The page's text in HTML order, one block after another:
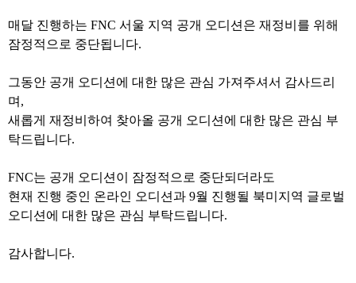
매달 진행하는 FNC 서울 지역 공개 오디션은 재정비를 위해
잠정적으로 중단됩니다.
그동안 공개 오디션에 대한 많은 관심 가져주셔서 감사드리
며,
새롭게 재정비하여 찾아올 공개 오디션에 대한 많은 관심 부
탁드립니다.
FNC는 공개 오디션이 잠정적으로 중단되더라도
현재 진행 중인 온라인 오디션과 9월 진행될 북미지역 글로벌
오디션에 대한 많은 관심 부탁드립니다.
감사합니다.